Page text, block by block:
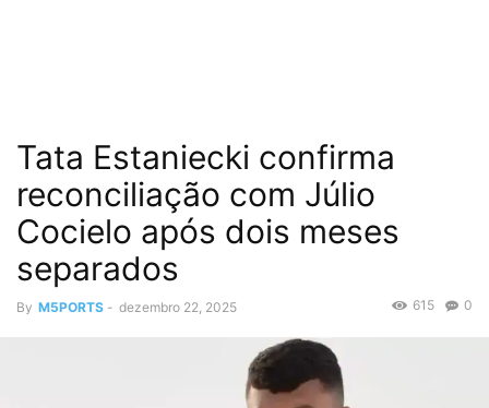
Tata Estaniecki confirma
reconciliação com Júlio
Cocielo após dois meses
separados
By M5PORTS - dezembro 22, 2025 0
615